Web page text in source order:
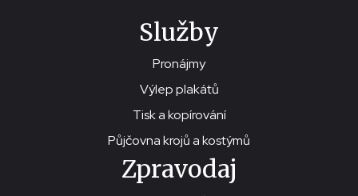
Služby
Pronájmy
Výlep plakátů
Tisk a kopírování
Půjčovna krojů a kostýmů
Zpravodaj